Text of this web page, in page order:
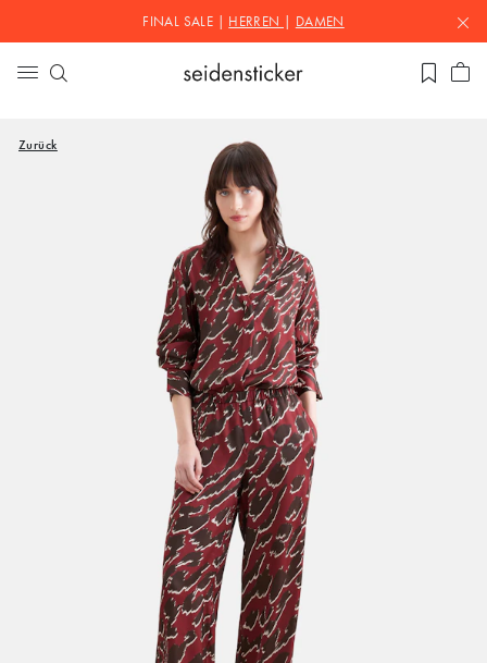
FINAL SALE | HERREN DAMEN
Zurück